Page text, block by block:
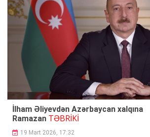
İlham Əliyevdən Azərbaycan xalqına
Ramazan TƏBRİKİ
19 Mart 2026, 17:32